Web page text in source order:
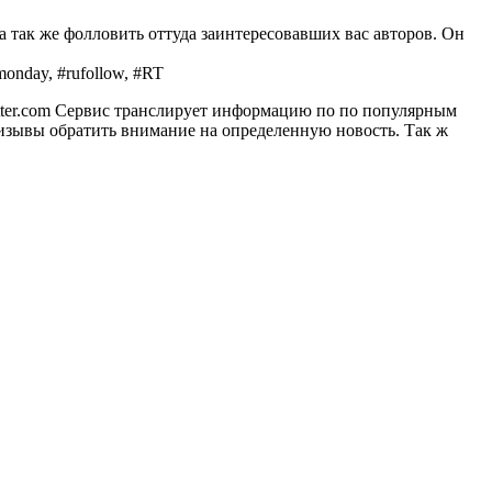
же фолловить оттуда заинтересовавших вас авторов. Он
#rufollow, #RT
Сервис транслирует информацию по по популярным
обратить внимание на определенную новость. Так ж